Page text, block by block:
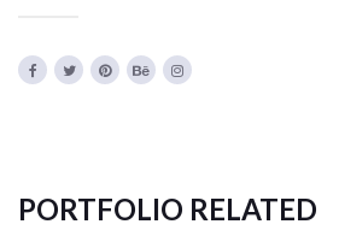
PORTFOLIO RELATED